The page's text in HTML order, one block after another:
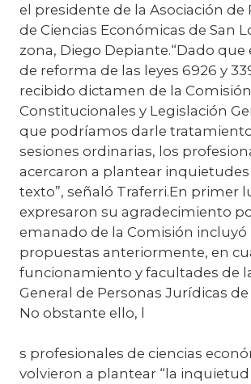
el presidente de la Asociación de
de Ciencias Económicas de San
zona, Diego Depiante.“Dado que
de reforma de las leyes 6926 y
recibido dictamen de la
Constitucionales y Legislación
que podríamos darle
sesiones ordinarias, los
acercaron a plantear
texto”, señaló Traferri.En primer
expresaron su agradecimiento
emanado de la Comisión incluyó
propuestas anteriormente, en
funcionamiento y facultades de
General de Personas Jurídicas de
No obstante ello, l
s profesionales de ciencias
volvieron a plantear “la